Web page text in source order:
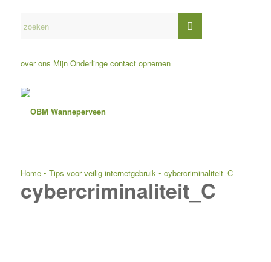
over ons Mijn Onderlinge contact opnemen
Home• Tips voor veilig internetgebruik• cybercriminaliteit_C
cybercriminaliteit_C